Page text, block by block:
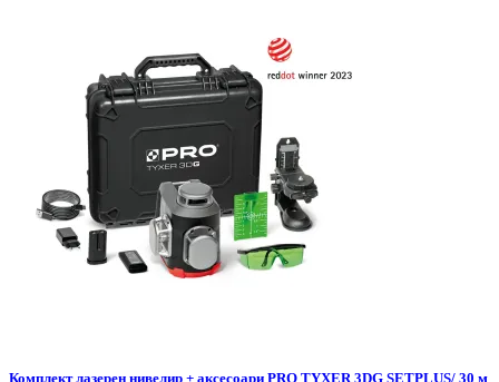
Комплект лазерен нивелир + аксесоари PRO TYXER 3DG SETPLUS/ 30 м